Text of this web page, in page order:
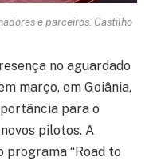
e parceiros. Castilho
no aguardado
março, em Goiânia,
para o
pilotos. A
“Road to